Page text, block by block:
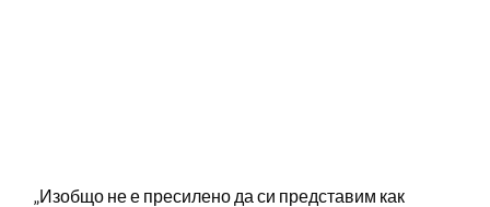
„Изобщо не е пресилено да си представим как